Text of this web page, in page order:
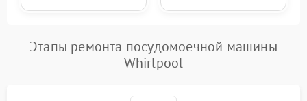
Этапы ремонта посудомоечной машины
Whirlpool